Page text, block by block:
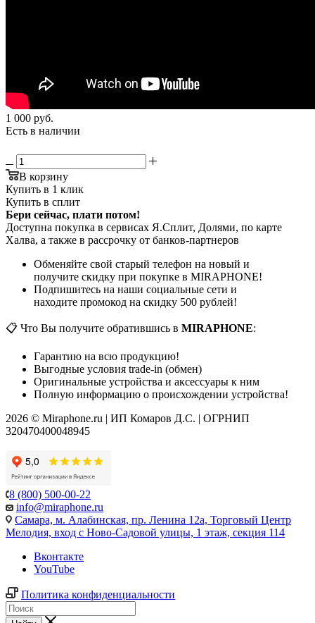
1 000 руб.
Есть в наличии
В корзину
Купить в 1 клик
Купить в сплит
Бери сейчас, плати потом!
Доступна покупка в сервисах Я.Сплит, Долями, по карте
Халва, а также в рассрочку от банков-партнеров
Обменяйте свой старый телефон на новый и
получите скидку при покупке в MIRAPHONE!
Подпишитесь на наши социальные сети и
находите промокод на скидку 500 рублей!
📋 Что Вы получите обратившись в MIRAPHONE:
Гарантию на всю продукцию!
Выгодные условия trade-in (обмен)
Оригинальные устройства и аксессуары к ним
Полную информацию о происхождении устройства!
2026 © Miraphone.ru | ИП Комаров Д.С. | ОГРНИП
320470400048945
8 (800) 500-00-22
info@miraphone.ru
Самара, м. Алабинская, пр. Ленина 12а, Торговый Центр
Мелодия, вход с Ново-Садовой улицы, 1 этаж, секция 114
Вконтакте
YouTube
Политика конфиденциальности